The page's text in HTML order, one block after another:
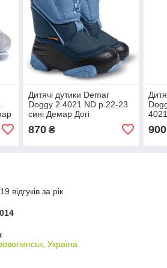
Дитячі дутики Demar
Doggy 2 4021 ND р.22-23
сині Демар Догі
870₴ 900
відгуків за рік
Україна